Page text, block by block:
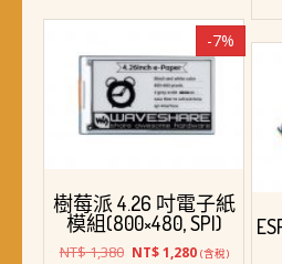
-7%
樹莓派 4.26 吋電子紙
模組(800×480, SPI)
NT$1,380 原
NT$1,280目(含稅)